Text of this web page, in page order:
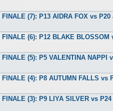
(7): P13 AIDRA FOX vs P20
(6): P12 BLAKE BLOSSOM
(5): P5 VALENTINA NAPPI
(4): P8 AUTUMN FALLS vs
(3): P9 LIYA SILVER vs P24